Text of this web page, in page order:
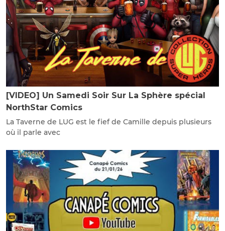
[VIDEO] Un Samedi Soir Sur La Sphère spécial
NorthStar Comics
La Taverne de LUG est le fief de Camille depuis plusieurs
où il parle avec